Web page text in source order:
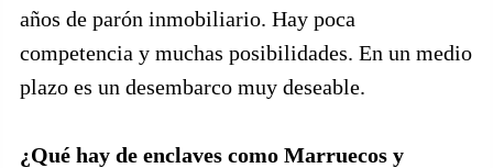
años de parón inmobiliario. Hay poca
competencia y muchas posibilidades. En un medio
plazo es un desembarco muy deseable.
¿Qué hay de enclaves como Marruecos y